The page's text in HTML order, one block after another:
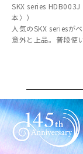
SKX series
本〉）
人気のSKX seriesが
意外と上品。普段使